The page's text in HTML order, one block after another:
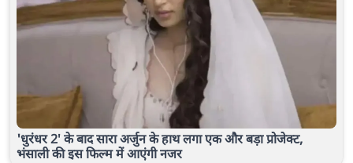
'धुरंधर 2' के बाद सारा अर्जुन के हाथ लगा एक और बड़ा प्रोजेक्ट,
भंसाली की इस फिल्म में आएंगी नजर